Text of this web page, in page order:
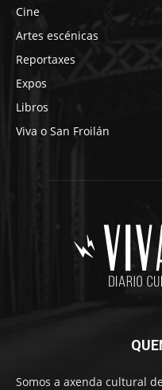
Cine
Artes escénicas
Reportaxes
Expos
Libros
Viva o San Froilán
Somos a axenda cultural